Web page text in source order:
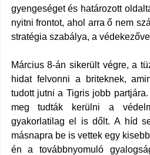
gyengeséget és határozott
nyitni frontot, ahol arra ő nem
stratégia szabálya, a
Március 8-án sikerült végre, a
hidat felvonni a briteknek,
tudott jutni a Tigris jobb
meg tudták kerülni a
gyakorlatilag el is dőlt. A híd
másnapra be is vettek egy
én a továbbnyomuló